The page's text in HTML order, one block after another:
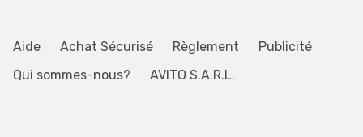
Aide Achat Sécurisé Règlement
Publicité
Qui sommes-nous?
AVITO S.A.R.L.